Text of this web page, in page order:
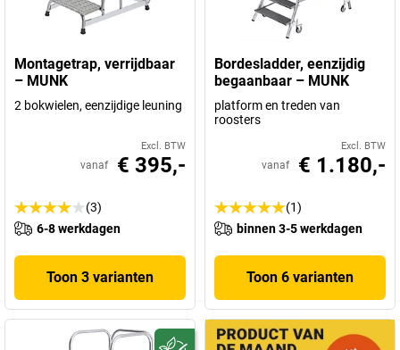
wereldwijd. Een bedrijf dat niets te wensen over laat. Producten
van een sterke en solide kwaliteit.
Montagetrap, verrijdbaar
– MUNK
2 bokwielen, eenzijdige leuning
Excl. BTW
vanaf € 395,-
(3)
6-8 werkdagen
Toon 3 varianten
Bordesladder, eenzijdig
begaanbaar – MUNK
platform en treden van
roosters
Excl. BTW
vanaf € 1.180,-
(1)
binnen 3-5 werkdagen
Toon 6 varianten